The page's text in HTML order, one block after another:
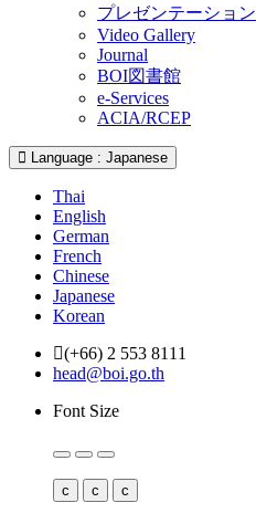
プレゼンテーション
Video Gallery
Journal
BOI図書館
e-Services
ACIA/RCEP
Language : Japanese
Thai
English
German
French
Chinese
Japanese
Korean
(+66) 2 553 8111
head@boi.go.th
Font Size
c c c